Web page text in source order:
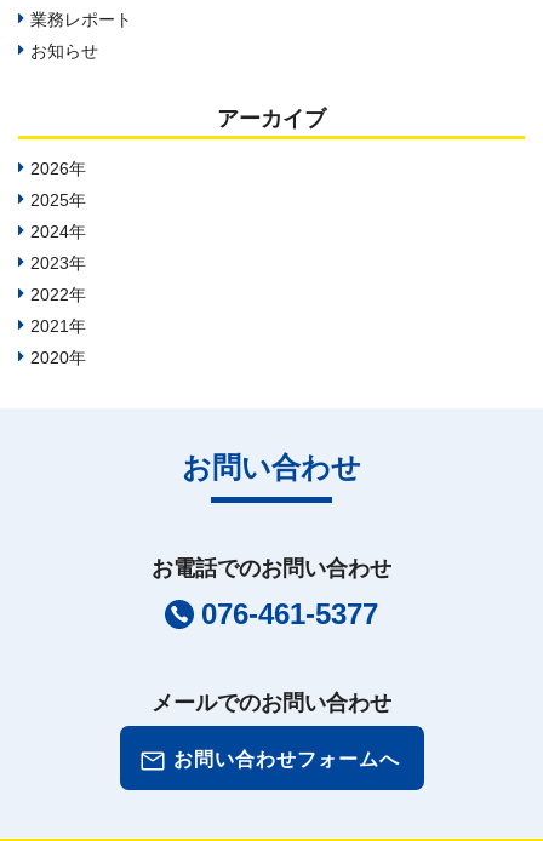
業務レポート
お知らせ
アーカイブ
2026年
2025年
2024年
2023年
2022年
2021年
2020年
お問い合わせ
お電話でのお問い合わせ
076-461-5377
メールでのお問い合わせ
お問い合わせフォームへ